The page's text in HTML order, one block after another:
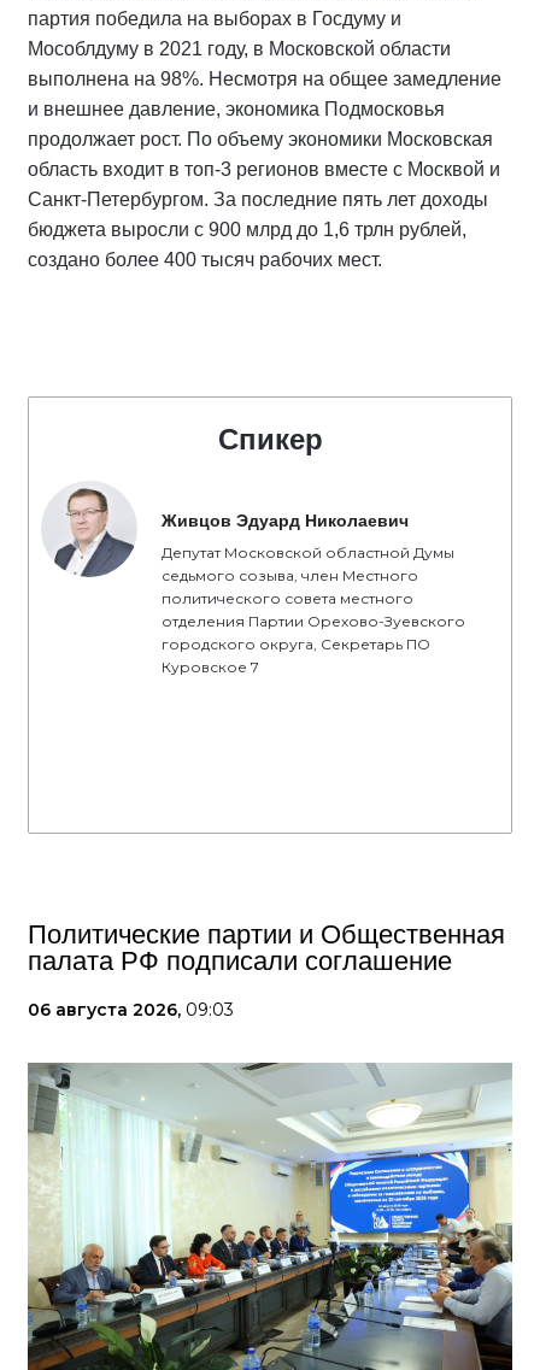
партия победила на выборах в Госдуму и
Мособлдуму в 2021 году, в Московской области
выполнена на 98%. Несмотря на общее замедление
и внешнее давление, экономика Подмосковья
продолжает рост. По объему экономики Московская
область входит в топ-3 регионов вместе с Москвой и
Санкт-Петербургом. За последние пять лет доходы
бюджета выросли с 900 млрд до 1,6 трлн рублей,
создано более 400 тысяч рабочих мест.
Спикер
Живцов Эдуард Николаевич
Депутат Московской областной Думы
седьмого созыва, член Местного
политического совета местного
отделения Партии Орехово-Зуевского
городского округа, Секретарь ПО
Куровское 7
Политические партии и Общественная
палата РФ подписали соглашение
06 августа 2026, 09:03